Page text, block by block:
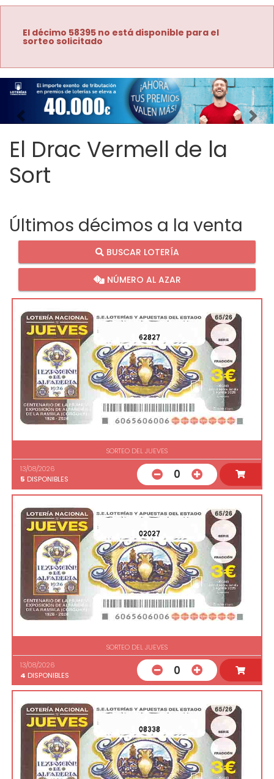
El décimo 58395 no está disponible para el
sorteo solicitado
Imagen anterior
El Drac Vermell de la
Sort
Últimos décimos a la venta
BUSCAR LOTERÍA
NÚMERO AL AZAR
62827
SORTEO DEL JUEVES
13/08/2026
5 DISPONIBLES 0
02027
SORTEO DEL JUEVES
13/08/2026
4 DISPONIBLES 0
08338